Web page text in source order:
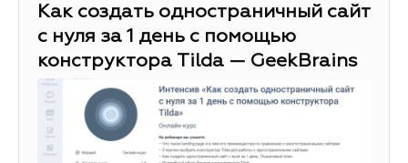
Как создать одностраничный сайт
с нуля за 1 день с помощью
конструктора Tilda — GeekBrains